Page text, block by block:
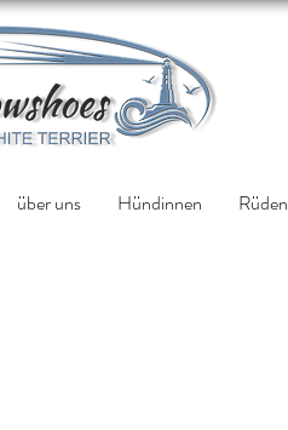
über uns Hündinnen Rüden